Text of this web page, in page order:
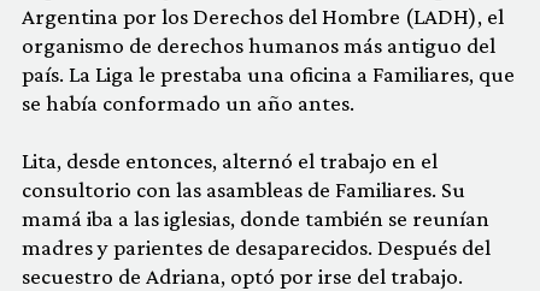
Argentina por los Derechos del Hombre (LADH), el
organismo de derechos humanos más antiguo del
país. La Liga le prestaba una oficina a Familiares, que
se había conformado un año antes.
Lita, desde entonces, alternó el trabajo en el
consultorio con las asambleas de Familiares. Su
mamá iba a las iglesias, donde también se reunían
madres y parientes de desaparecidos. Después del
secuestro de Adriana, optó por irse del trabajo.